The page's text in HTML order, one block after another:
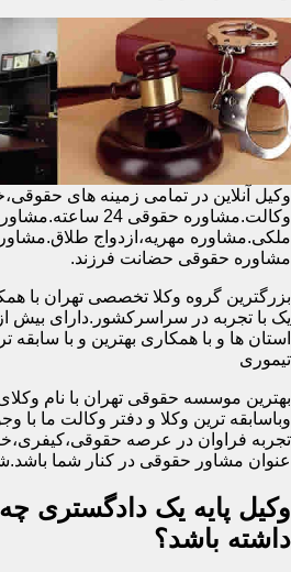
وکیل آنلاین در تمامی زمینه های
وکالت.مشاوره حقوقی
ملکی.مشاوره مهریه،ازدواج
مشاوره حقوقی حضانت فرزند.
تیموری
بهترین موسسه حقوقی تهران با نام
وباسابقه ترین وکلا و دفتر وکالت ما با
تجربه فراوان در عرصه
عنوان مشاور حقوقی در کنار شما
وکیل پایه یک دادگستری
داشته باشد؟